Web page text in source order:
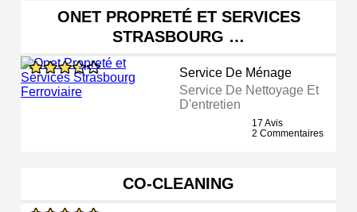
ONET PROPRETÉ ET SERVICES
STRASBOURG …
Service De Ménage
Service De Nettoyage Et
D'entretien
17 Avis
2 Commentaires
CO-CLEANING